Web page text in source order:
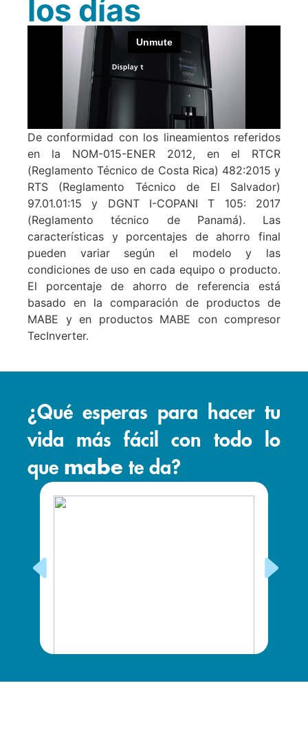
los días
De conformidad con los lineamientos referidos
en la NOM-015-ENER 2012, en el RTCR
(Reglamento Técnico de Costa Rica) 482:2015 y
RTS (Reglamento Técnico de El Salvador)
97.01.01:15 y DGNT I-COPANI T 105: 2017
(Reglamento técnico de Panamá). Las
características y porcentajes de ahorro final
pueden variar según el modelo y las
condiciones de uso en cada equipo o producto.
El porcentaje de ahorro de referencia está
basado en la comparación de productos de
MABE y en productos MABE con compresor
TecInverter.
¿Qué esperas para hacer tu
vida más fácil con todo lo
que mabe te da?